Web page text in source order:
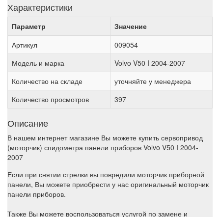
Характеристики
Параметр
Значение
Артикул
009054
Модель и марка
Volvo V50 I 2004-2007
Количество на складе
уточняйте у менеджера
Количество просмотров
397
Описание
В нашем интернет магазине Вы можете купить сервопривод
(моторчик) спидометра панели приборов Volvo V50 I 2004-
2007
Если при снятии стрелки вы повредили моторчик приборной
панели, Вы можете приобрести у нас оригинальный моторчик
панели приборов.
Также Вы можете воспользоваться услугой по замене и